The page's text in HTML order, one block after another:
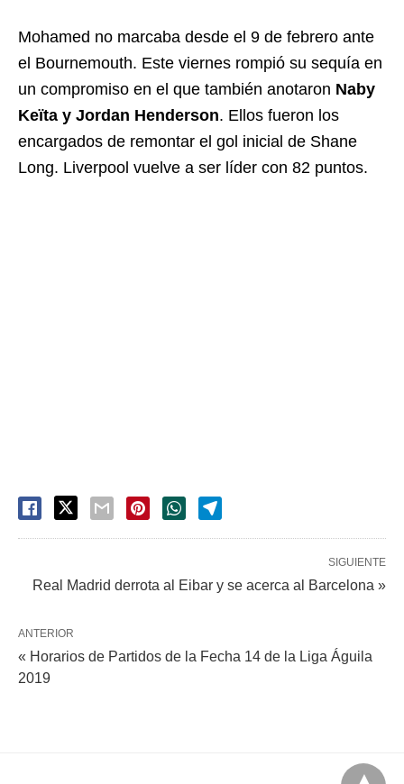
Mohamed no marcaba desde el 9 de febrero ante
el Bournemouth. Este viernes rompió su sequía en
un compromiso en el que también anotaron Naby
Keïta y Jordan Henderson. Ellos fueron los
encargados de remontar el gol inicial de Shane
Long. Liverpool vuelve a ser líder con 82 puntos.
SIGUIENTE
Real Madrid derrota al Eibar y se acerca al Barcelona »
ANTERIOR
« Horarios de Partidos de la Fecha 14 de la Liga Águila
2019